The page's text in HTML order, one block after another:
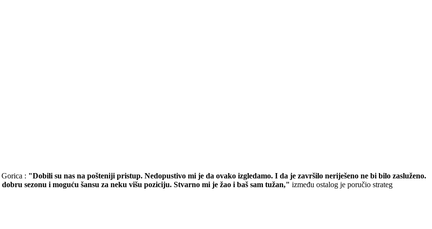
: "Dobili su nas na pošteniji pristup. Nedopustivo mi je da ovako izgledamo. I da je završilo neriješeno ne bi bilo zasluženo.
sezonu i moguću šansu za neku višu poziciju. Stvarno mi je žao i baš sam tužan," između ostalog je poručio strateg